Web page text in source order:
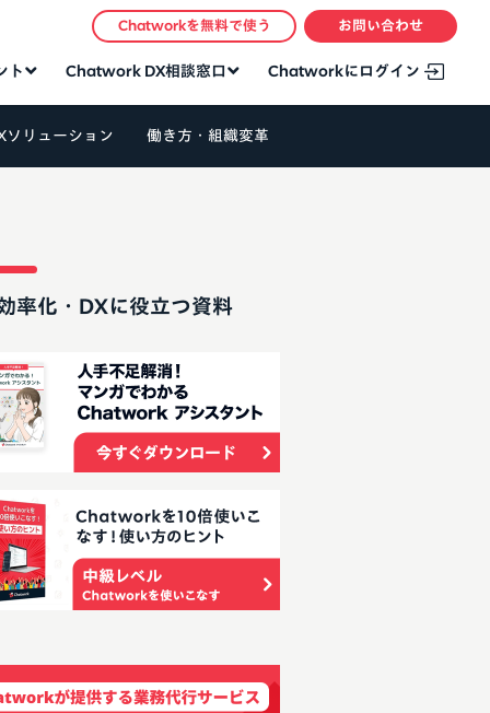
ト Chatwork DX相談窓口 Chatworkにログイン
Chatworkを無料で使う お問い合わせ
ソリューション 働き方・組織変革
率化・DXに役立つ資料